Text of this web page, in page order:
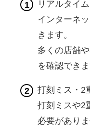
リアルタイ
インターネ
きます。
多くの店舗
を確認できま
打刻ミス・2
打刻ミスや2
必要がありま